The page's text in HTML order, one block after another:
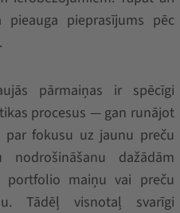
pieauga pieprasījums pēc
pārmaiņas ir spēcīgi
procesus — gan runājot
par fokusu uz jaunu preču
nodrošināšanu dažādām
portfolio maiņu vai preču
Tādēļ visnotaļ svarīgi